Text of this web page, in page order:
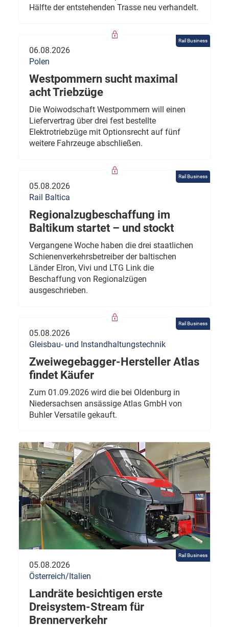
Hälfte der entstehenden Trasse neu verhandelt.
Rail Business
06.08.2026
Polen
Westpommern sucht maximal
acht Triebzüge
Die Woiwodschaft Westpommern will einen
Liefervertrag über drei fest bestellte
Elektrotriebzüge mit Optionsrecht auf fünf
weitere Fahrzeuge abschließen.
Rail Business
05.08.2026
Rail Baltica
Regionalzugbeschaffung im
Baltikum startet – und stockt
Vergangene Woche haben die drei staatlichen
Schienenverkehrsbetreiber der baltischen
Länder Elron, Vivi und LTG Link die
Beschaffung von Regionalzügen
ausgeschrieben.
Rail Business
05.08.2026
Gleisbau- und Instandhaltungstechnik
Zweiwegebagger-Hersteller Atlas
findet Käufer
Zum 01.09.2026 wird die bei Oldenburg in
Niedersachsen ansässige Atlas GmbH von
Buhler Versatile gekauft.
Rail Business
05.08.2026
Österreich/Italien
Landräte besichtigen erste
Dreisystem-Stream für
Brennerverkehr